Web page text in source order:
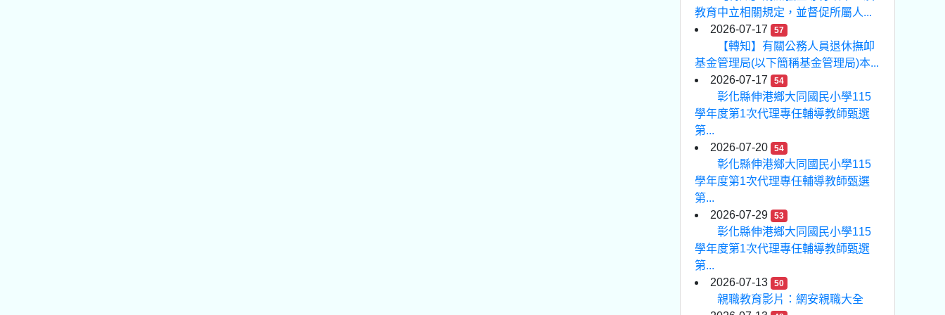
教育中立相關規定，並督促所屬人...
2026-07-17
57
【轉知】有關公務人員退休撫卹
基金管理局(以下簡稱基金管理局)本...
2026-07-17
54
彰化縣伸港鄉大同國民小學115
學年度第1次代理專任輔導教師甄選
第...
2026-07-20
54
彰化縣伸港鄉大同國民小學115
學年度第1次代理專任輔導教師甄選
第...
2026-07-29
53
彰化縣伸港鄉大同國民小學115
學年度第1次代理專任輔導教師甄選
第...
2026-07-13
50
親職教育影片：網安親職大全